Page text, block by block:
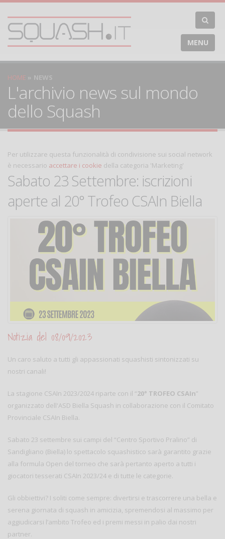
MENU
HOME NEWS
L'archivio news sul mondo
dello Squash
Per utilizzare questa funzionalità di condivisione sui social network
è necessario accettare i cookie della categoria 'Marketing'
Sabato 23 Settembre: iscrizioni
aperte al 20° Trofeo CSAIn Biella
Notizia del 08/09/2023
Un caro saluto a tutti gli appassionati squashisti sintonizzati su
nostri canali!
La stagione CSAIn 2023/2024 riparte con il “20° TROFEO CSAIn”
organizzato dell'ASD Biella Squash in collaborazione con il Comitato
Provinciale CSAIn Biella.
Sabato 23 settembre sui campi del “Centro Sportivo Pralino” di
Sandigliano (Biella) lo spettacolo squashistico sarà garantito grazie
alla formula Open del torneo che sarà pertanto aperto a tutti i
giocatori tesserati CSAIn 2023/24 e di tutte le categorie.
Gli obbiettivi? I soliti come sempre: divertirsi e trascorrere una bella e
serena giornata di squash in amicizia, spremendosi al massimo per
aggiudicarsi l’ambito Trofeo ed i premi messi in palio dai nostri
partner.